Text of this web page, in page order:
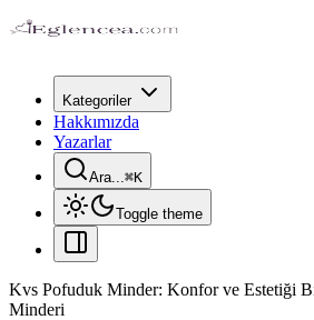
Kategoriler
Hakkımızda
Yazarlar
Ara...⌘K
Toggle theme
Kvs Pofuduk Minder: Konfor ve Estetiği
Minderi